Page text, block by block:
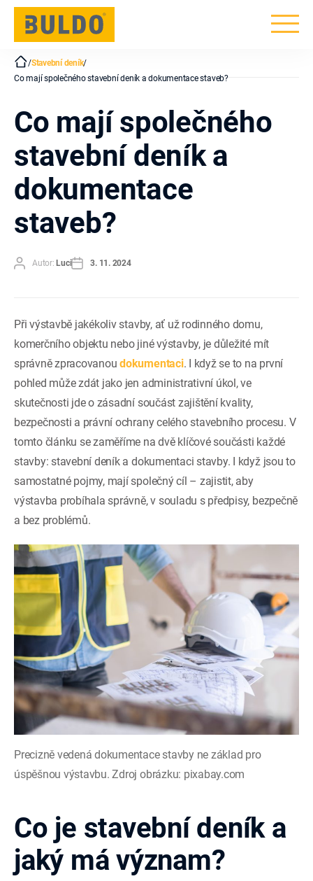
/Stavební deník/
Co mají společného stavební deník a dokumentace staveb?
Co mají společného
stavební deník a
dokumentace
staveb?
AutorAutor: Luci Datum3. 11. 2024
Při výstavbě jakékoliv stavby, ať už rodinného domu,
komerčního objektu nebo jiné výstavby, je důležité mít
správně zpracovanoudokumentaci. I když se to na první
pohled může zdát jako jen administrativní úkol, ve
skutečnosti jde o zásadní součást zajištění kvality,
bezpečnosti a právní ochrany celého stavebního procesu. V
tomto článku se zaměříme na dvě klíčové součásti každé
stavby: stavební deník a dokumentaci stavby. I když jsou to
samostatné pojmy, mají společný cíl – zajistit, aby
výstavba probíhala správně, v souladu s předpisy, bezpečně
a bez problémů.
Precizně vedená dokumentace stavby ne základ pro
úspěšnou výstavbu. Zdroj obrázku: pixabay.com
Co je stavební deník a
jaký má význam?